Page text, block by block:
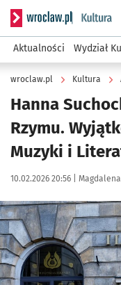
Serwis informacyjny
Aktualności Wydział
wroclaw.pl Kultura
Hanna
Rzymu.
Muzyki i
Data publikacji:
10.02.2026 20:56 | Autor:
Kliknij, aby powiększyć